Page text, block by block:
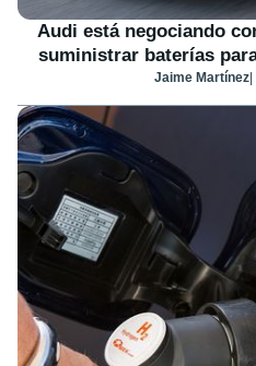
Audi está negociando
suministrar baterías
Jaime Martínez